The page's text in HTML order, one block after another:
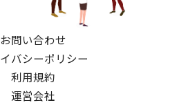
お問い合わせ
バシーポリシー
利用規約
運営会社